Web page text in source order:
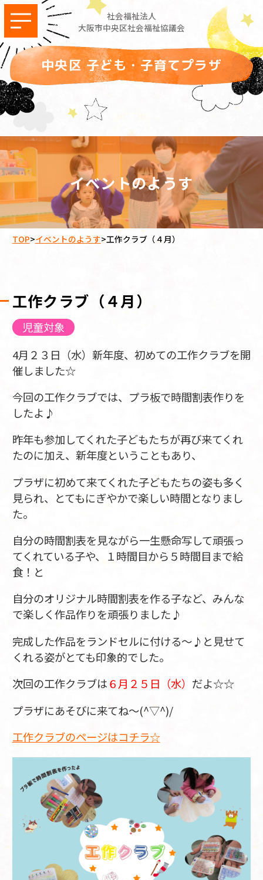
社会福祉法人
大阪市中央区社会福祉協議会
中央区 子ども・子育てプラザ
イベントのようす
TOP>イベントのようす>工作クラブ（４月）
工作クラブ（４月）
児童対象
4月２３日（水）新年度、初めての工作クラブを開
催しました☆
今回の工作クラブでは、プラ板で時間割表作りを
したよ♪
昨年も参加してくれた子どもたちが再び来てくれ
たのに加え、新年度ということもあり、
プラザに初めて来てくれた子どもたちの姿も多く
見られ、とてもにぎやかで楽しい時間となりまし
た。
自分の時間割表を見ながら一生懸命写して頑張っ
てくれている子や、１時間目から５時間目まで給
食！と
自分のオリジナル時間割表を作る子など、みんな
で楽しく作品作りを頑張りました♪
完成した作品をランドセルに付ける～♪と見せて
くれる姿がとても印象的でした。
次回の工作クラブは６月２５日（水） だよ☆☆
プラザにあそびに来てね～(^▽^)/
工作クラブのページはコチラ☆